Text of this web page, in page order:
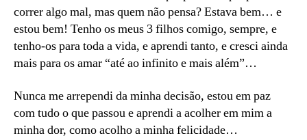
correr algo mal, mas quem não pensa? Estava bem… e
estou bem! Tenho os meus 3 filhos comigo, sempre, e
tenho-os para toda a vida, e aprendi tanto, e cresci ainda
mais para os amar “até ao infinito e mais além”…
Nunca me arrependi da minha decisão, estou em paz
com tudo o que passou e aprendi a acolher em mim a
minha dor, como acolho a minha felicidade…